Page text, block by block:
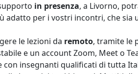
in presenza, a Livorno,
per i vostri incontri, che sia
le lezioni da remoto, tramite le
e un account Zoom, Meet o
con insegnanti qualificati di tutta